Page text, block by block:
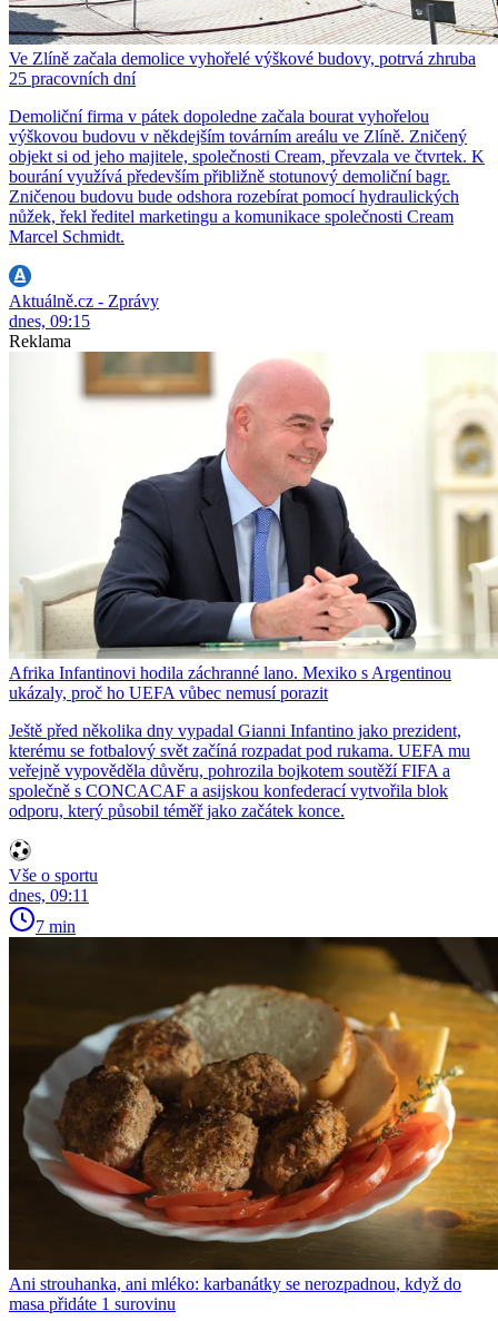
Ve Zlíně začala demolice vyhořelé výškové budovy, potrvá zhruba
25 pracovních dní
Demoliční firma v pátek dopoledne začala bourat vyhořelou
výškovou budovu v někdejším továrním areálu ve Zlíně. Zničený
objekt si od jeho majitele, společnosti Cream, převzala ve čtvrtek. K
bourání využívá především přibližně stotunový demoliční bagr.
Zničenou budovu bude odshora rozebírat pomocí hydraulických
nůžek, řekl ředitel marketingu a komunikace společnosti Cream
Marcel Schmidt.
Aktuálně.cz - Zprávy
dnes, 09:15
Reklama
Afrika Infantinovi hodila záchranné lano. Mexiko s Argentinou
ukázaly, proč ho UEFA vůbec nemusí porazit
Ještě před několika dny vypadal Gianni Infantino jako prezident,
kterému se fotbalový svět začíná rozpadat pod rukama. UEFA mu
veřejně vypověděla důvěru, pohrozila bojkotem soutěží FIFA a
společně s CONCACAF a asijskou konfederací vytvořila blok
odporu, který působil téměř jako začátek konce.
Vše o sportu
dnes, 09:11
7 min
Ani strouhanka, ani mléko: karbanátky se nerozpadnou, když do
masa přidáte 1 surovinu